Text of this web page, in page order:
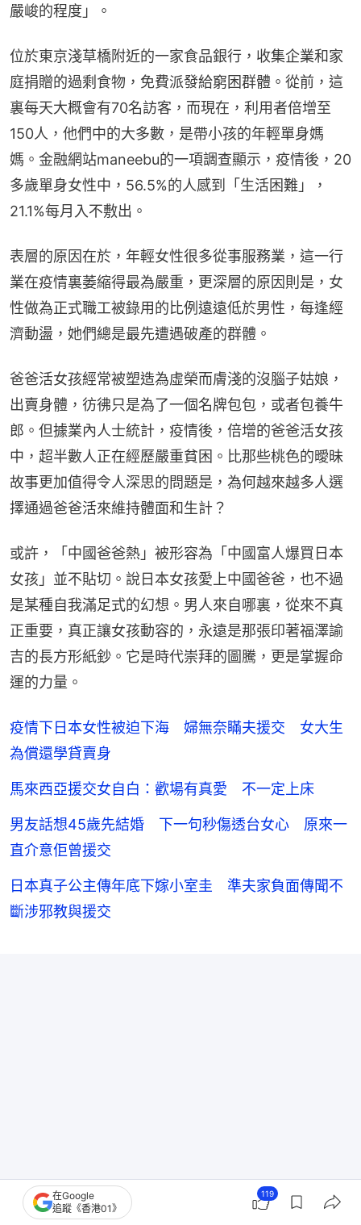
嚴峻的程度」。
位於東京淺草橋附近的一家食品銀行，收集企業和家
庭捐贈的過剩食物，免費派發給窮困群體。從前，這
裏每天大概會有70名訪客，而現在，利用者倍增至
150人，他們中的大多數，是帶小孩的年輕單身媽
媽。金融網站maneebu的一項調查顯示，疫情後，20
多歲單身女性中，56.5%的人感到「生活困難」，
21.1%每月入不敷出。
表層的原因在於，年輕女性很多從事服務業，這一行
業在疫情裏萎縮得最為嚴重，更深層的原因則是，女
性做為正式職工被錄用的比例遠遠低於男性，每逢經
濟動盪，她們總是最先遭遇破產的群體。
爸爸活女孩經常被塑造為虛榮而膚淺的沒腦子姑娘，
出賣身體，彷彿只是為了一個名牌包包，或者包養牛
郎。但據業內人士統計，疫情後，倍增的爸爸活女孩
中，超半數人正在經歷嚴重貧困。比那些桃色的曖昧
故事更加值得令人深思的問題是，為何越來越多人選
擇通過爸爸活來維持體面和生計？
或許，「中國爸爸熱」被形容為「中國富人爆買日本
女孩」並不貼切。說日本女孩愛上中國爸爸，也不過
是某種自我滿足式的幻想。男人來自哪裏，從來不真
正重要，真正讓女孩動容的，永遠是那張印著福澤諭
吉的長方形紙鈔。它是時代崇拜的圖騰，更是掌握命
運的力量。
疫情下日本女性被迫下海 婦無奈瞞夫援交 女大生
為償還學貸賣身
馬來西亞援交女自白：歡場有真愛 不一定上床
男友話想45歲先結婚 下一句秒傷透台女心 原來一
直介意佢曾援交
日本真子公主傳年底下嫁小室圭 準夫家負面傳聞不
斷涉邪教與援交
【本文獲「那個NG」授權轉載，微信公眾號：
在Google
追蹤《香港01》
119